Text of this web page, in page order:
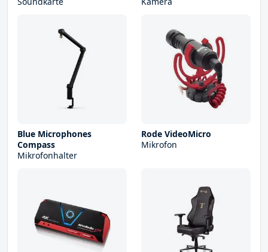
Blue Microphones
Compass
Mikrofonhalter
Rode VideoMicro
Mikrofon